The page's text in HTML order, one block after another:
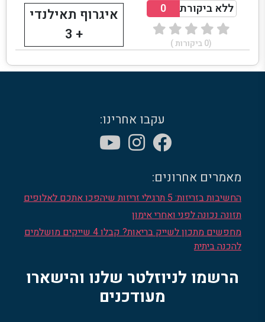
ללא ביקורת 0
(
0ביקורות )
איגרוף תאילנדי
+ 3
עקבו אחרינו:
מאמרים אחרונים:
החשיבות בזריזות: 5 תרגילי זריזות שיהפכו אתכם לאלופים
תזונה נכונה לפני ואחרי אימון
מחפשים מתכון לשייק בריאות? קבלו 4 שייקים מושלמים
להכנה ביתית
הרשמו לניוזלטר שלנו והישארו
מעודכנים